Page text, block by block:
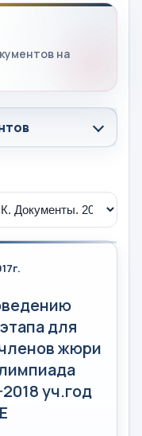
на
для
жюри
уч.год